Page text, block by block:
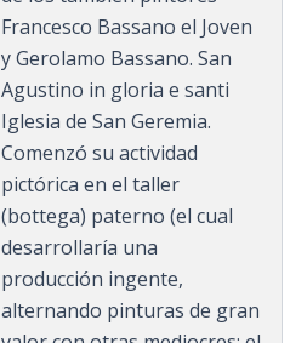
Francesco Bassano el Joven
y Gerolamo Bassano. San
Agustino in gloria e santi
Iglesia de San Geremia.
Comenzó su actividad
pictórica en el taller
(bottega) paterno (el cual
desarrollaría una
producción ingente,
alternando pinturas de gran